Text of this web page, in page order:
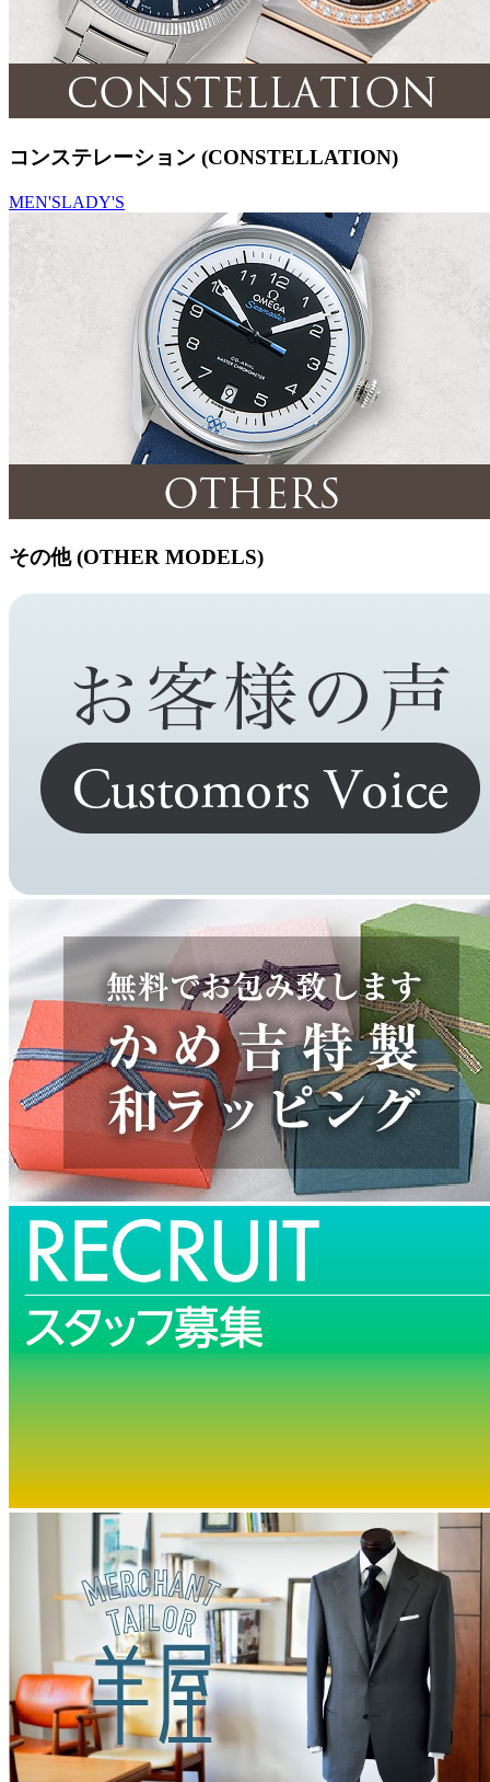
コンステレーション (CONSTELLATION)
MEN'SLADY'S
その他 (OTHER MODELS)